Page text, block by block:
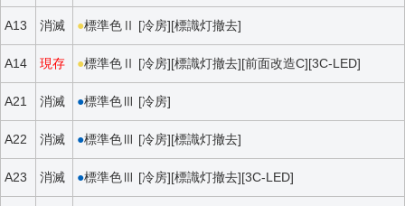
A13 消滅 ●標準色Ⅱ [冷房][標識灯撤去]
A14 現存 ●標準色Ⅱ [冷房][標識灯撤去][前面改造C][3C-LED]
A21 消滅 ●標準色Ⅲ [冷房]
A22 消滅 ●標準色Ⅲ [冷房][標識灯撤去]
A23 消滅 ●標準色Ⅲ [冷房][標識灯撤去][3C-LED]